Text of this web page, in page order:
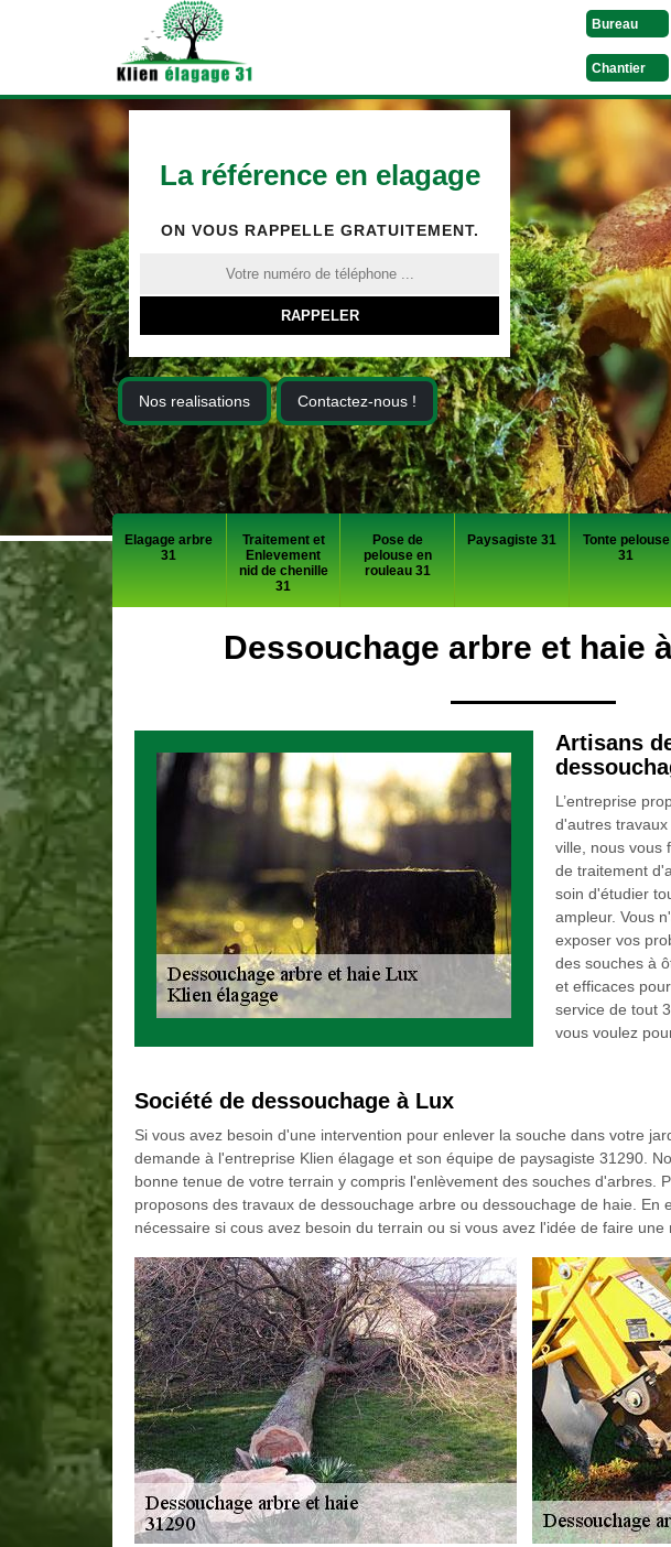
Bureau
Chantier
La référence en elagage
ON VOUS RAPPELLE GRATUITEMENT.
Nos realisations Contactez-nous !
Elagage arbre
31
Traitement et
Enlevement
nid de chenille
31
Pose de
pelouse en
rouleau 31
Paysagiste 31
Tonte pelouse
31
Dessouchage arbre et haie
Artisans
L’entreprise
d'autres
ville, nous vous
de traitement
soin d'étudier
ampleur. Vous
exposer vos
des souches à
et efficaces
service de tout
vous voulez
Société de dessouchage à Lux
Si vous avez besoin d'une intervention pour enlever la souche dans votre
demande à l'entreprise Klien élagage et son équipe de paysagiste 31290.
bonne tenue de votre terrain y compris l'enlèvement des souches d'arbres.
proposons des travaux de dessouchage arbre ou dessouchage de haie. En
nécessaire si cous avez besoin du terrain ou si vous avez l'idée de faire une